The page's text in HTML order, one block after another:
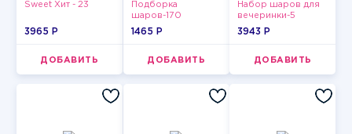
Sweet Хит - 23
3965 P
ДОБАВИТЬ
Подборка
шаров-170
1465 P
ДОБАВИТЬ
Набор шаров для
вечеринки-5
3943 P
ДОБАВИТЬ